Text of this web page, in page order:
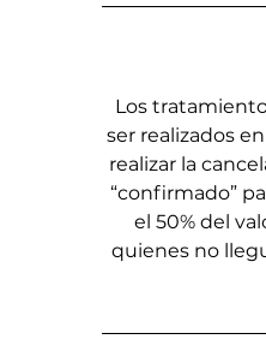
Los
ser realizados
realizar la
“confirmado”
el 50% del
quienes no